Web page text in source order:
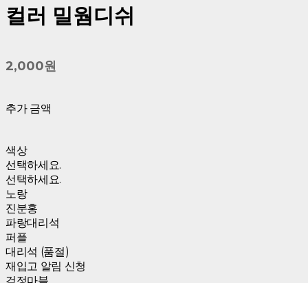
컬러 밀웜디쉬
2,000원
추가 금액
색상
선택하세요.
선택하세요.
노랑
진분홍
파랑대리석
퍼플
대리석 (품절)
재입고 알림 신청
검정마블